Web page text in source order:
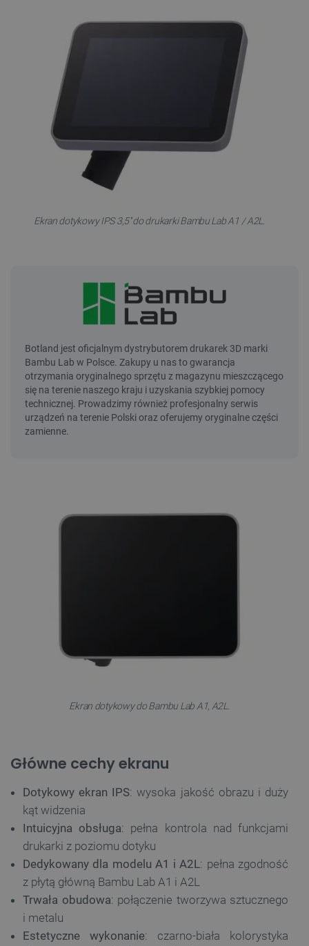
Ekran dotykowy IPS 3,5'' do drukarki Bambu Lab A1 / A2L.
Ekran dotykowy do Bambu Lab A1, A2L.
Główne cechy ekranu
Dotykowy ekran IPS: wysoka jakość obrazu i duży
kąt widzenia
Intuicyjna obsługa: pełna kontrola nad funkcjami
drukarki z poziomu dotyku
Dedykowany dla modelu A1 i A2L: pełna zgodność
z płytą główną Bambu Lab A1 i A2L
Trwała obudowa: połączenie tworzywa sztucznego
i metalu
Estetyczne wykonanie: czarno-biała kolorystyka